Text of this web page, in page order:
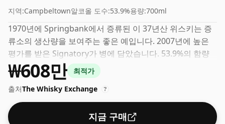
지역:Campbeltown알코올 도수:53.9%용량:700ml
1970년에 Springbank에서 증류된 이 37년산 위스키는 증
류소의 생산량을 보여주는 좋은 예입니다. 2007년에 높은 ​​
평가를 받은 Signatory가 병에 담았습니다. 53.9%의 함량
으로 이 위스키에 괜찮은 물 한두 방울을 추가하면 질감을
향상시키고 정신을 열 수 있습니다.
₩608만
최적가
출처The Whisky Exchange ?
지금 구매